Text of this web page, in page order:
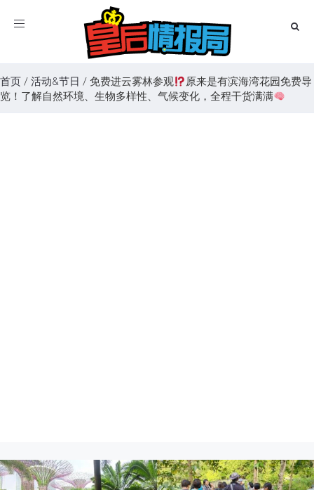
Toggle
首页 / 活动&节日 / 免费进云雾林参观
原来是有滨海湾花园免费导
览！了解自然环境、生物多样性、气候变化，全程干货满满